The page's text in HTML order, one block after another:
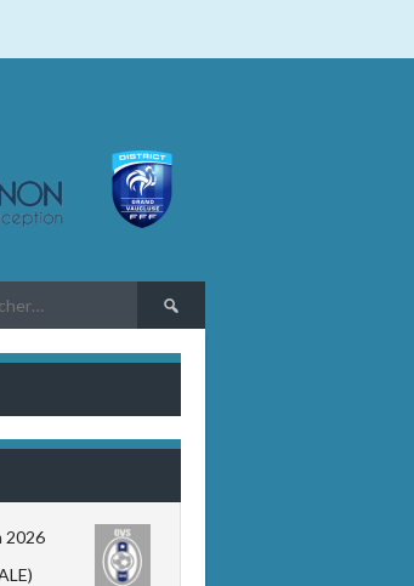
Rechercher :
2026